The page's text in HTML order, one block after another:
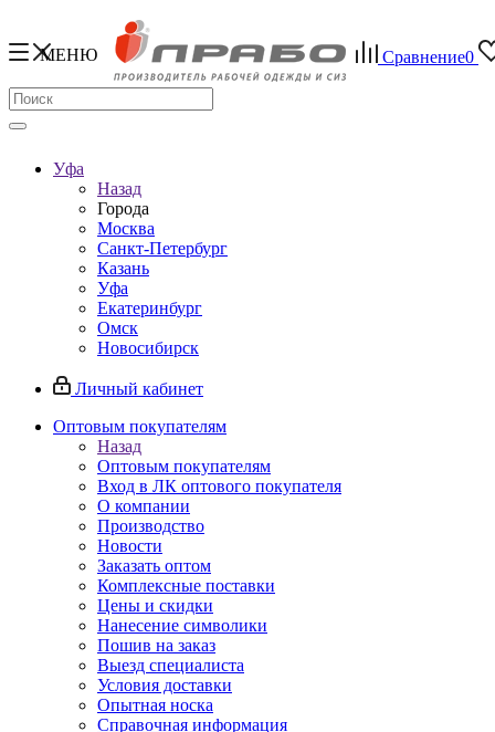
МЕНЮ Сравнение0
Уфа
Назад
Города
Москва
Санкт-Петербург
Казань
Уфа
Екатеринбург
Омск
Новосибирск
Личный кабинет
Оптовым покупателям
Назад
Оптовым покупателям
Вход в ЛК оптового покупателя
О компании
Производство
Новости
Заказать оптом
Комплексные поставки
Цены и скидки
Нанесение символики
Пошив на заказ
Выезд специалиста
Условия доставки
Опытная носка
Справочная информация